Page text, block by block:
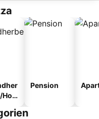
Hos
Pension